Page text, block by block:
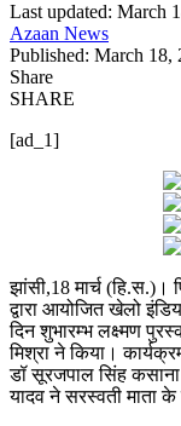
Last updated: March
Azaan News
Published: March 18,
Share
SHARE
[ad_1]
झांसी,18 मार्च
द्वारा आयोजित खेलो
दिन शुभारम्भ लक्ष्मण
मिश्रा ने किया।
डॉ सूरजपाल सिंह
यादव ने सरस्वती माता के